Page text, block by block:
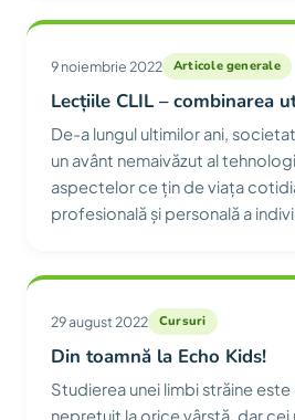
9 noiembrie 2022 Articole generale
Lecțiile CLIL – combinarea
De-a lungul ultimilor ani,
un avânt nemaivăzut al
aspectelor ce țin de viața
profesională și personală a
29 august 2022 Cursuri
Din toamnă la Echo Kids!
Studierea unei limbi străine
neprețuit la orice vârstă, dar cei